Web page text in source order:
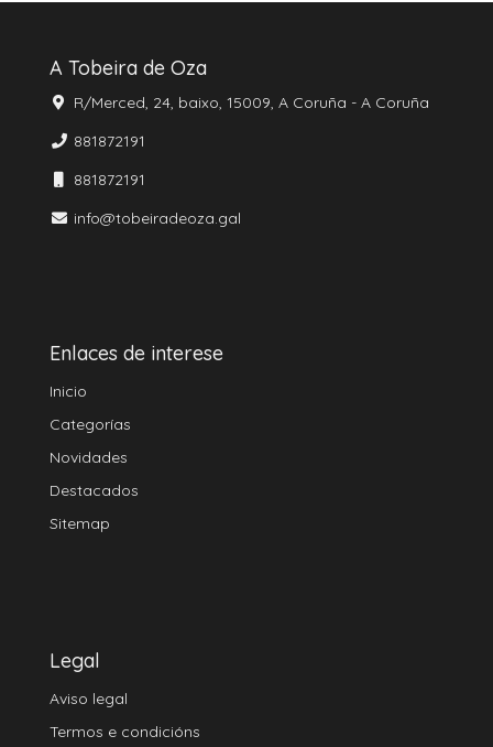
A Tobeira de Oza
R/Merced, 24, baixo, 15009, A Coruña - A Coruña
881872191
881872191
info@tobeiradeoza.gal
Enlaces de interese
Inicio
Categorías
Novidades
Destacados
Sitemap
Legal
Aviso legal
Termos e condicións